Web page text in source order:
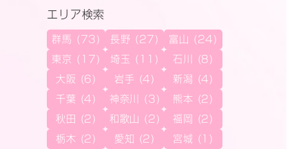
エリア検索
群馬 (73) 長野 (27) 富山 (24)
東京 (17) 埼玉 (11) 石川 (8)
大阪 (6) 岩手 (4) 新潟 (4)
千葉 (4) 神奈川 (3) 熊本 (2)
秋田 (2) 和歌山 (2) 福岡 (2)
栃木 (2) 愛知 (2) 宮城 (1)